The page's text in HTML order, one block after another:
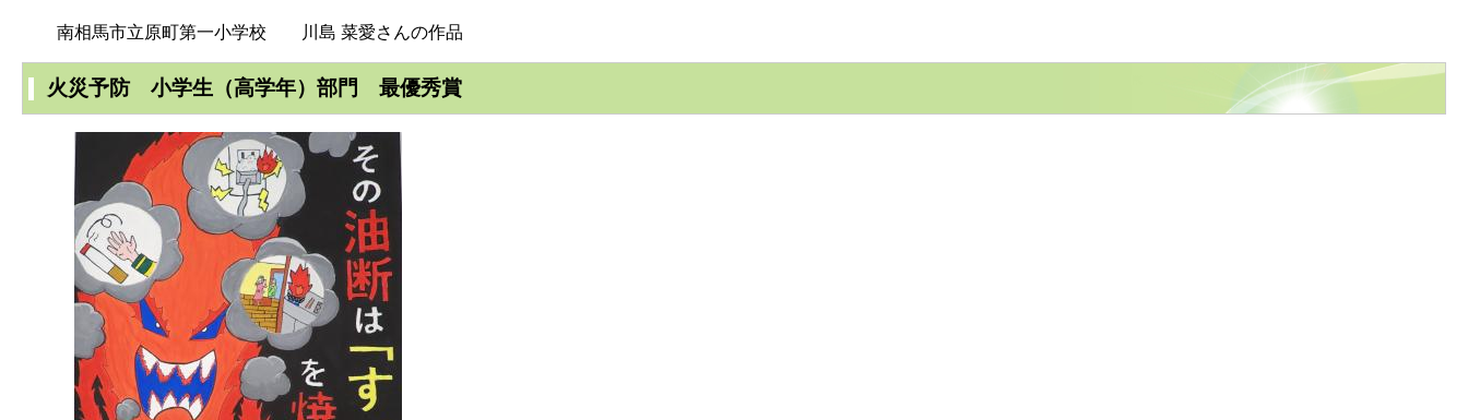
南相馬市立原町第一小学校 川島 菜愛さんの作品
火災予防 小学生（高学年）部門 最優秀賞